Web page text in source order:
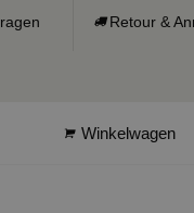
Retour &
Winkelwagen